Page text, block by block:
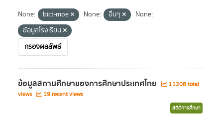
None: bict-moe None: อื่นๆ
None:
ข้อมูลโรงเรียน
กรองผลลัพธ์
ข้อมูลสถานศึกษาของการศึกษาประเทศไทย
11208 total
views
19 recent views
สถิติการศึกษา